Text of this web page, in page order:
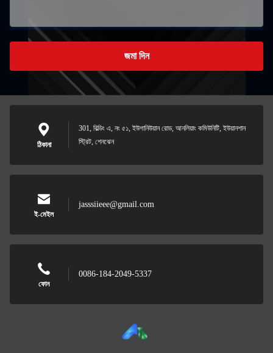
জমা দিন
ঠিকানা
301, বিল্ডিং এ, নং ৫১, ইউগানিউয়ান রোড, আনলিয়াং কমিউনিটি, ইউয়ানশান
স্ট্রিট, শেনঝেন
ই-মেইল
jasssiieee@gmail.com
ফোন
0086-184-2049-5337